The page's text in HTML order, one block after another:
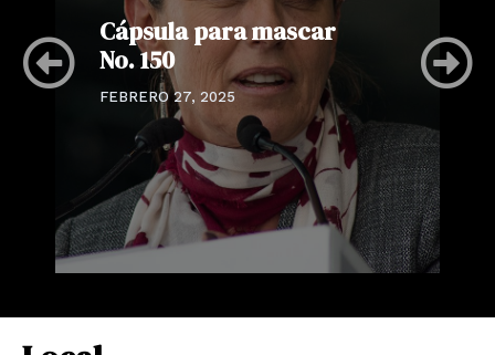
Cápsula para mascar
No. 150
FEBRERO 27, 2025